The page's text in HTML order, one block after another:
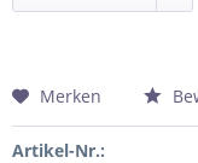
Merken
Artikel-Nr.: